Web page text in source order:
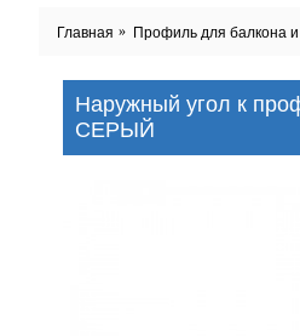
Главная Профиль для балкона
Наружный угол к
СЕРЫЙ